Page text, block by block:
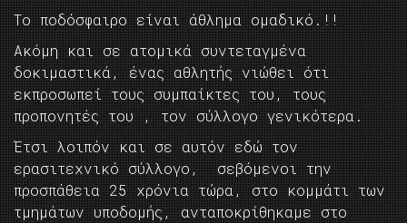
Το ποδόσφαιρο είναι άθλημα ομαδικό.!!
Ακόμη και σε ατομικά συντεταγμένα
δοκιμαστικά, ένας αθλητής νιώθει ότι
εκπροσωπεί τους συμπαίκτες του, τους
προπονητές του , τον σύλλογο γενικότερα.
Έτσι λοιπόν και σε αυτόν εδώ τον
ερασιτεχνικό σύλλογο, σεβόμενοι την
προσπάθεια 25 χρόνια τώρα, στο κομμάτι των
τμημάτων υποδομής, ανταποκρίθηκαμε στο